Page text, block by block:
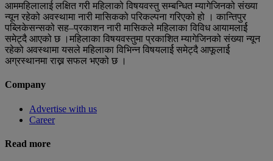
आममहिलालाई लक्षित गरी महिलाको विषयवस्तु सम्बन्धित म्यागेजिनको संख्या
न्यून रहेको अवस्थामा नारी मासिकको परिकल्पना गरिएको हो । कान्तिपुर
पब्लिकेसन्सको सह–प्रकाशन नारी मासिकले महिलाका विविध आयामलार्ई
समेट्दै आएको छ ।महिलाका विषयवस्तुमा प्रकाशित म्यागेजिनको संख्या न्यून
रहेको अवस्थामा यसले महिलाका विभिन्न विषयलार्ई समेट्दै आफूलार्ई
अग्रस्थानमा राख्न सफल भएको छ ।
Company
Advertise with us
Career
Read more